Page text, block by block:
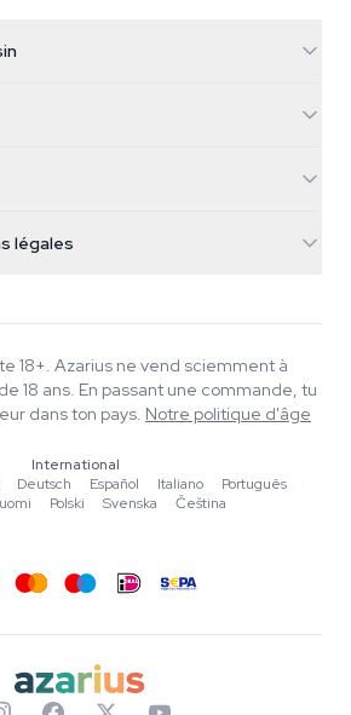
légales
18+. Azarius ne vend sciemment à
18 ans. En passant une commande, tu
dans ton pays. Notre politique d'âge
International
·Deutsch ·Español ·Italiano ·Português
·
·Polski ·Svenska ·Čeština